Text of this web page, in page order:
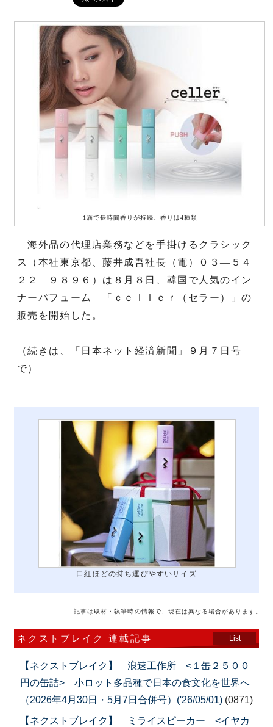
1滴で長時間香りが持続、香りは4種類
海外品の代理店業務などを手掛けるクラシック
ス（本社東京都、藤井成吾社長（電）０３―５４
２２―９８９６）は８月８日、韓国で人気のイン
ナーパフューム 「ｃｅｌｌｅｒ（セラー）」の
販売を開始した。
（続きは、「日本ネット経済新聞」９月７日号
で）
口紅ほどの持ち運びやすいサイズ
記事は取材・執筆時の情報で、現在は異なる場合があります。
ネクストブレイク 連載記事 List
【ネクストブレイク】 浪速工作所 <１缶２５００
円の缶詰> 小ロット多品種で日本の食文化を世界へ
（2026年4月30日・5月7日合併号）('26/05/01) (0871)
【ネクストブレイク】 ミライスピーカー <イヤカ